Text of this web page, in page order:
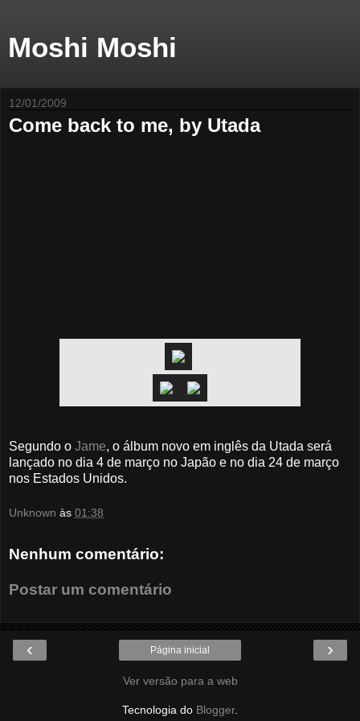
Moshi Moshi
12/01/2009
Come back to me, by Utada
Segundo o Jame, o álbum novo em inglês da Utada será
lançado no dia 4 de março no Japão e no dia 24 de março
nos Estados Unidos.
Unknown às 01:38
Nenhum comentário:
Postar um comentário
‹ ›
Página inicial
Ver versão para a web
Tecnologia do Blogger.